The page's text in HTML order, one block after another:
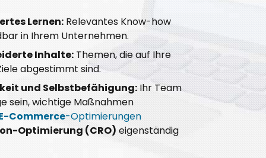
Lernen: Relevantes Know-how
in Ihrem Unternehmen.
Inhalte: Themen, die auf Ihre
abgestimmt sind.
und Selbstbefähigung: Ihr Team
sein, wichtige Maßnahmen
Commerce-Optimierungen
Optimierung (CRO) eigenständig